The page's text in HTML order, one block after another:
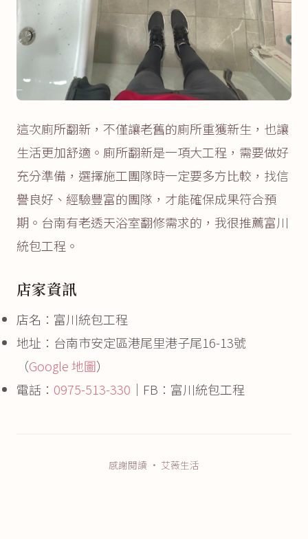
這次廁所翻新，不僅讓老舊的廁所重獲新生，也讓
生活更加舒適。廁所翻新是一項大工程，需要做好
充分準備，選擇施工團隊時一定要多方比較，找信
譽良好、經驗豐富的團隊，才能確保成果符合預
期。台南有老透天浴室翻修需求的，我很推薦富川
統包工程。
店家資訊
店名：富川統包工程
地址：台南市安定區港尾里港子尾16-13號
（Google 地圖）
電話： 0975-513-330 ｜FB：富川統包工程
感謝閱讀 · 艾薇生活